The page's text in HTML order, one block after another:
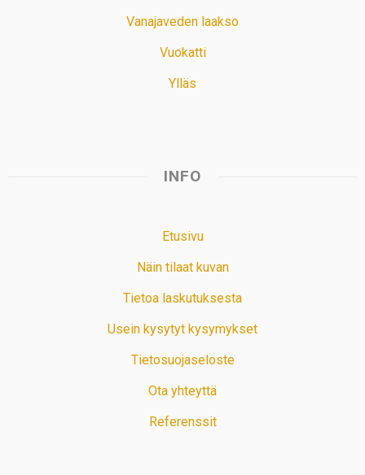
Vanajaveden laakso
Vuokatti
Ylläs
INFO
Etusivu
Näin tilaat kuvan
Tietoa laskutuksesta
Usein kysytyt kysymykset
Tietosuojaseloste
Ota yhteyttä
Referenssit